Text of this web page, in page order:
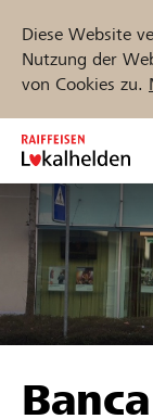
Diese Website
Nutzung der
von Cookies zu.
Zum
Inhalt
springen
Projekte und